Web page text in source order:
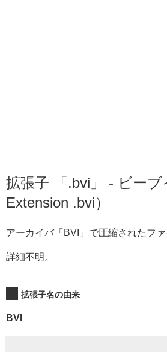
拡張子 「.bvi」 - ビー
Extension .bvi）
アーカイバ「BVI」で圧縮されたファ
詳細不明。
拡張子名の由来
BVI